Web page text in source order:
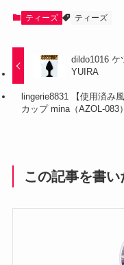
ティーズ ティーズ
dildo1016 ケ
YUIRA
lingerie8831 【使用済み
カップ mina（AZOL-083
この記事を書い